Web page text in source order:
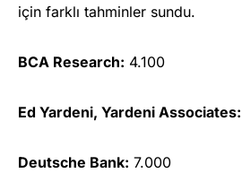
için farklı tahminler sundu.
BCA Research: 4.100
Ed Yardeni, Yardeni Associates:
Deutsche Bank: 7.000